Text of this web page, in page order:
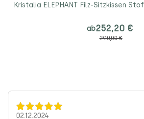
Kristalia ELEPHANT Filz-Sitzkissen
ab252,20 €
290,00 €
02.12.2024